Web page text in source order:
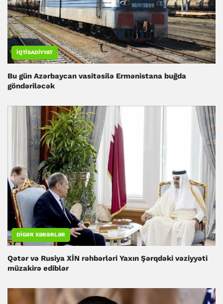
İQTISADIYYAT
Bu gün Azərbaycan vasitəsilə Ermənistana buğda
göndəriləcək
DIGƏR XƏBƏRLƏR
Qətər və Rusiya XİN rəhbərləri Yaxın Şərqdəki vəziyyəti
müzakirə ediblər